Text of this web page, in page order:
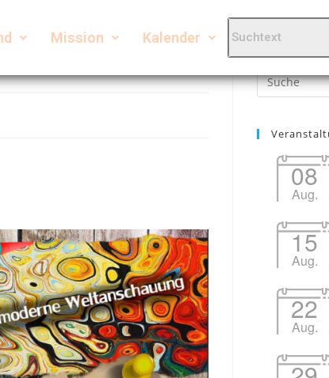
Mission Kalender Suche
08
Aug.
15
Aug.
22
Aug.